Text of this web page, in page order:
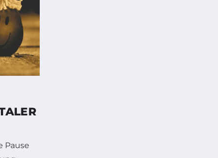
Pause